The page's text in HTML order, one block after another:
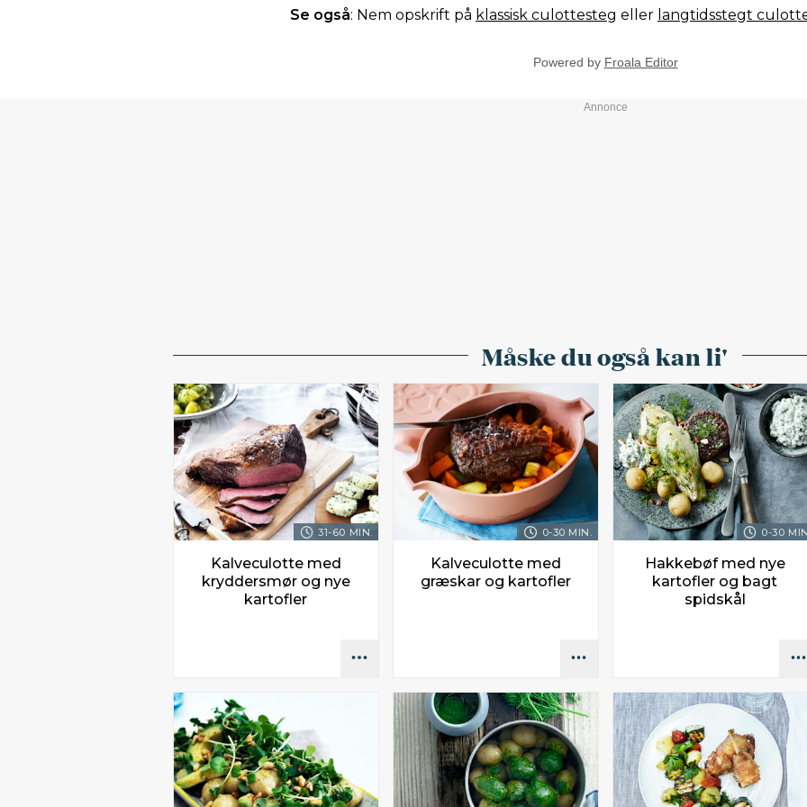
Se også: Nem opskrift på klassisk culottesteg eller langtidsstegt
Powered by Froala Editor
Måske du også kan li'
31-60 MIN.
Kalveculotte med
kryddersmør og nye
kartofler
0-30 MIN.
Kalveculotte med
græskar og kartofler
0-30
Hakkebøf med nye
kartofler og bagt
spidskål